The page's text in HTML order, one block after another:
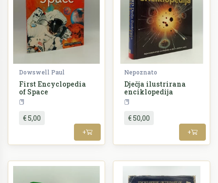
Dowswell Paul
First Encyclopedia
of Space
€ 5,00
+
Nepoznato
Dječja ilustrirana
enciklopedija
€ 50,00
+